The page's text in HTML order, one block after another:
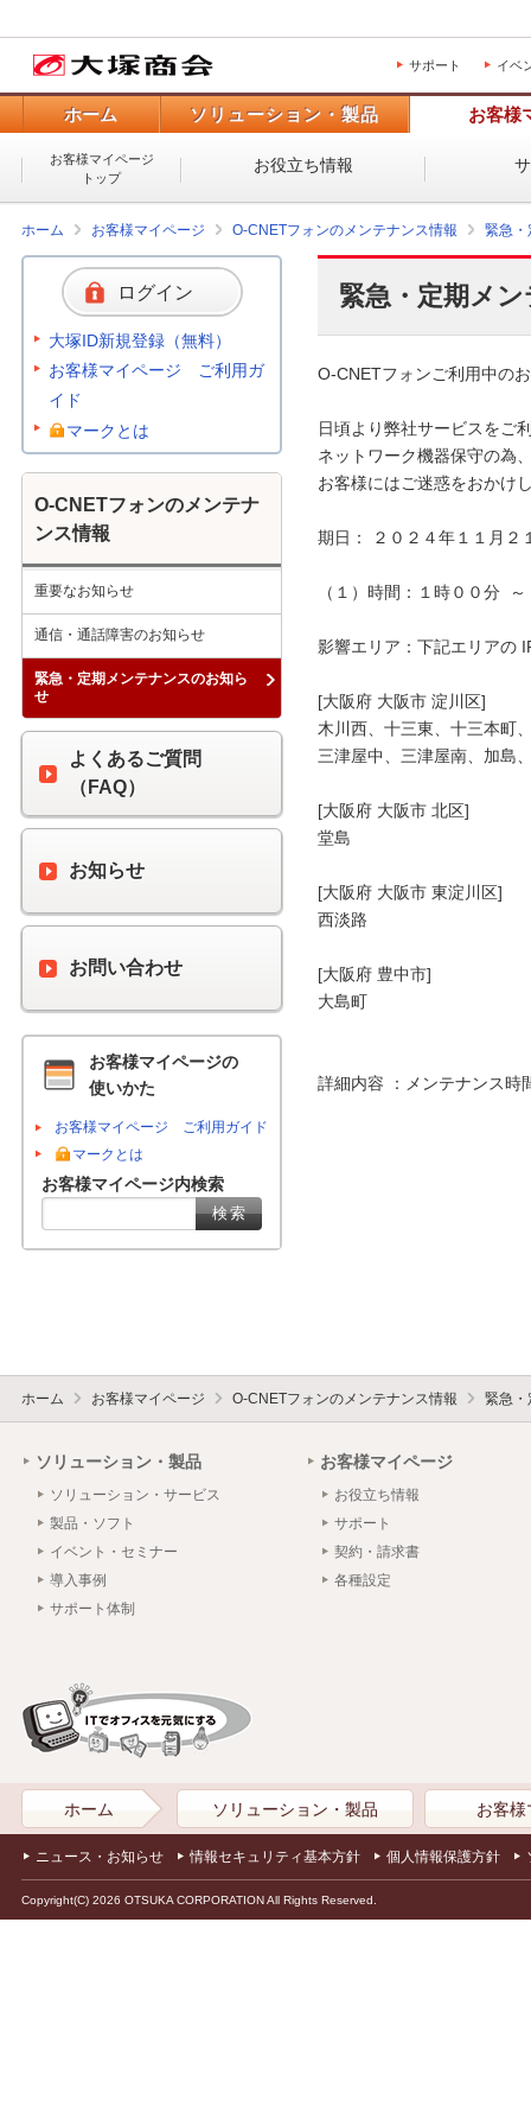
サポート イベ
ホーム ソリューション・製品 お客様
お客様マイページ
トップ
お役立ち情報
ホーム お客様マイページ O-CNETフォンのメンテナンス情報 緊急・
緊急・定期メ
O-CNETフォンご利用中の
日頃より弊社サービスをご
ネットワーク機器保守の為
お客様にはご迷惑をおかけ
期日： ２０２４年１１月２
（１）時間：１時００分
影響エリア：下記エリアの
[大阪府 大阪市 淀川区]
木川西、十三東、十三本町
三津屋中、三津屋南、加島
[大阪府 大阪市 北区]
堂島
[大阪府 大阪市 東淀川区]
西淡路
[大阪府 豊中市]
大島町
詳細内容 ：メンテナンス時
ログイン
大塚ID新規登録（無料）
お客様マイページ ご利用ガ
イド
マークとは
O-CNETフォンのメンテナ
ンス情報
重要なお知らせ
通信・通話障害のお知らせ
緊急・定期メンテナンスのお知ら
せ
よくあるご質問
（FAQ）
お知らせ
お問い合わせ
お客様マイページの
使いかた
お客様マイページ ご利用ガイド
マークとは
お客様マイページ内検索
ホーム お客様マイページ O-CNETフォンのメンテナンス情報 緊急・
ソリューション・製品
ソリューション・サービス
製品・ソフト
イベント・セミナー
導入事例
サポート体制
お客様マイページ
お役立ち情報
サポート
契約・請求書
各種設定
ホーム ソリューション・製品 お客様
ニュース・お知らせ 情報セキュリティ基本方針 個人情報保護方針
Copyright(C) 2026 OTSUKA CORPORATION All Rights Reserved.